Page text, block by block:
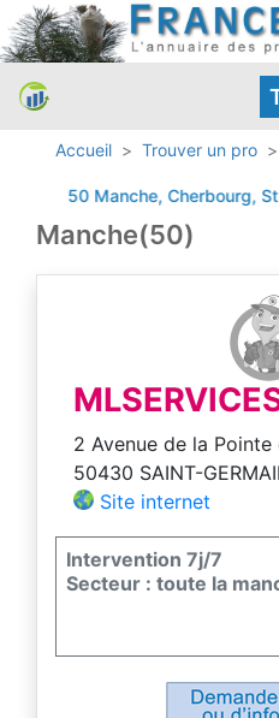
Accueil Trouver un pro
50 Manche, Cherbourg,
Manche(50)
2 Avenue de la Pointe
50430 SAINT-
Site internet
Intervention 7j/7
Secteur : toute la